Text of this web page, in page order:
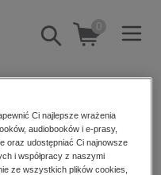
Pokaż/schowaj
wyszukiwarkę
0
Ci najlepsze wrażenia
audiobooków i e-prasy,
oraz udostępniać Ci najnowsze
i współpracy z naszymi
ze wszystkich plików cookies,